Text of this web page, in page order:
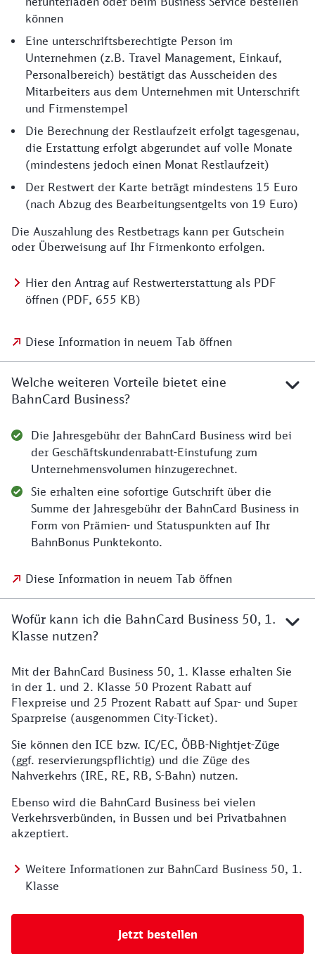
können
Eine unterschriftsberechtigte Person im
Unternehmen (z.B. Travel Management, Einkauf,
Personalbereich) bestätigt das Ausscheiden des
Mitarbeiters aus dem Unternehmen mit Unterschrift
und Firmenstempel
Die Berechnung der Restlaufzeit erfolgt tagesgenau,
die Erstattung erfolgt abgerundet auf volle Monate
(mindestens jedoch einen Monat Restlaufzeit)
Der Restwert der Karte beträgt mindestens 15 Euro
(nach Abzug des Bearbeitungsentgelts von 19 Euro)
Die Auszahlung des Restbetrags kann per Gutschein
oder Überweisung auf Ihr Firmenkonto erfolgen.
Hier den Antrag auf Restwerterstattung als PDF
öffnen (PDF, 655 KB)
Diese Information in neuem Tab öffnen
Welche weiteren Vorteile bietet eine
BahnCard Business?
Die Jahresgebühr der BahnCard Business wird bei
der Geschäftskundenrabatt-Einstufung zum
Unternehmensvolumen hinzugerechnet.
Sie erhalten eine sofortige Gutschrift über die
Summe der Jahresgebühr der BahnCard Business in
Form von Prämien- und Statuspunkten auf Ihr
BahnBonus Punktekonto.
Diese Information in neuem Tab öffnen
Wofür kann ich die BahnCard Business 50, 1.
Klasse nutzen?
Mit der BahnCard Business 50, 1. Klasse erhalten Sie
in der 1. und 2. Klasse 50 Prozent Rabatt auf
Flexpreise und 25 Prozent Rabatt auf Spar- und Super
Sparpreise (ausgenommen City-Ticket).
Sie können den ICE bzw. IC/EC, ÖBB-Nightjet-Züge
(ggf. reservierungspflichtig) und die Züge des
Nahverkehrs (IRE, RE, RB, S-Bahn) nutzen.
Ebenso wird die BahnCard Business bei vielen
Verkehrsverbünden, in Bussen und bei Privatbahnen
akzeptiert.
Weitere Informationen zur BahnCard Business 50, 1.
Klasse
Jetzt bestellen